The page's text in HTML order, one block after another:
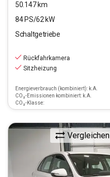
50.147km
84PS/62kW
Schaltgetriebe
Rückfahrkamera
Sitzheizung
Energieverbrauch (kombiniert): k.A.
CO₂-Emissionen kombiniert: k.A.
CO₂-Klasse:
Vergleichen